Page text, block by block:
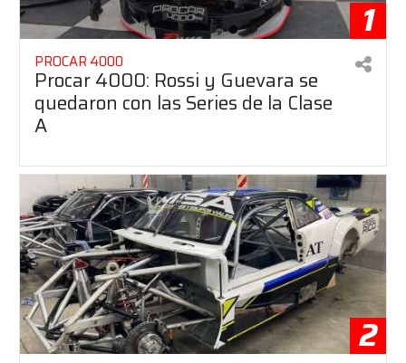
1
PROCAR 4000
Procar 4000: Rossi y Guevara se
quedaron con las Series de la Clase
A
2